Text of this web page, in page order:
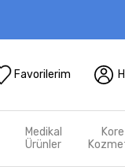
Favorilerim
Medikal
Ürünler
Kore